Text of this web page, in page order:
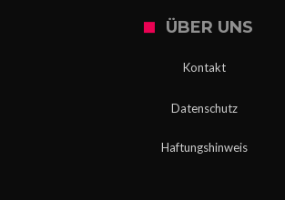
ÜBER UNS
Kontakt
Datenschutz
Haftungshinweis